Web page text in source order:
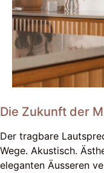
Die Zukunft der
Der tragbare
Wege. Akustisch.
eleganten Äusseren